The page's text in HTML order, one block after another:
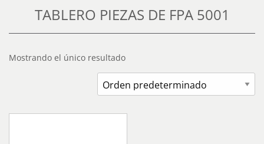
TABLERO PIEZAS DE FPA 5001
Mostrando el único resultado